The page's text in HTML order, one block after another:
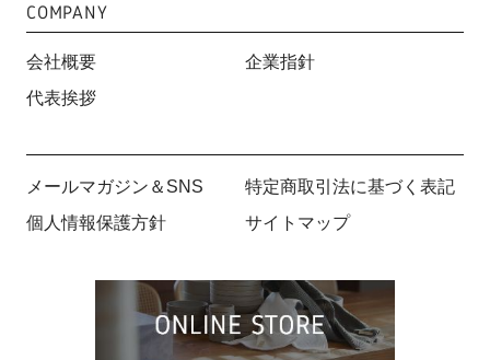
COMPANY
会社概要
企業指針
代表挨拶
メールマガジン＆SNS
特定商取引法に基づく表記
個人情報保護方針
サイトマップ